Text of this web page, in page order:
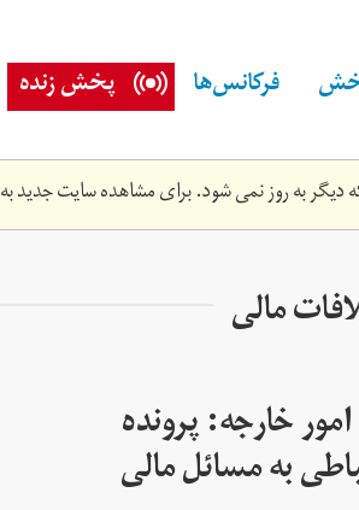
فرکانس‌ها پخش زنده
دیگر به روز نمی شود. برای مشاهده سایت جدید به
مالی
خارجه: پرونده
به مسائل مالی